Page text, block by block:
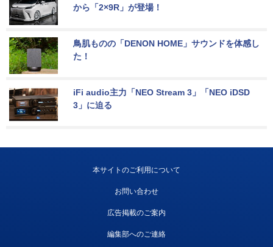
から「2×9R」が登場！
鳥肌ものの「DENON HOME」サウンドを体感し
た！
iFi audio主力「NEO Stream 3」「NEO iDSD
3」に迫る
本サイトのご利用について
お問い合わせ
広告掲載のご案内
編集部へのご連絡